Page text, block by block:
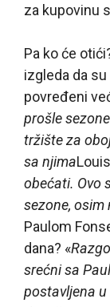
za kupovinu
Pa ko će
izgleda da
povređeni
prošle
tržište za
sa njima
obećati. Ovo
sezone,
Paulom
dana? «
srećni sa
postavljena